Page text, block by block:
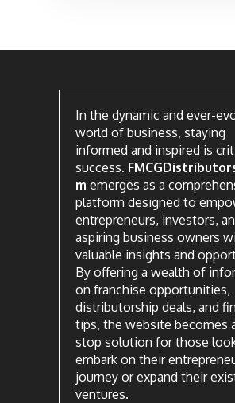
In the dynamic and ever-
world of business, staying
informed and inspired is
success.
m emerges as a
platform designed to
entrepreneurs, investors,
aspiring business owners
valuable insights and
By offering a wealth of
on franchise opportunities,
distributorship deals, and
tips, the website becomes
stop solution for those
embark on their
journey or expand their
ventures.